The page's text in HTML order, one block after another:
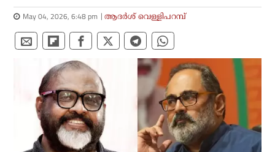
May 04, 2026, 6:48 pm ആദര്‍ശ് വെള്ളിപറമ്പ്